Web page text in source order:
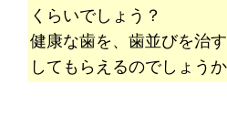
くらいでしょう？
健康な歯を、歯並びを治
してもらえるのでしょうか